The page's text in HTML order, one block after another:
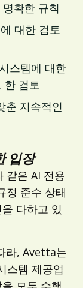
확한 규칙
대한 검토
스템에 대한
한 검토
춘 지속적인
입장
같은 AI 전용
정 준수 상태
다하고 있
라, Avetta는
스템 제공업